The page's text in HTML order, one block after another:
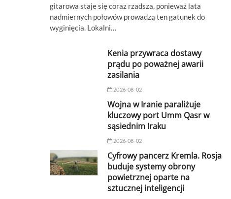
gitarowa staje się coraz rzadsza, ponieważ lata
nadmiernych połowów prowadzą ten gatunek do
wyginięcia. Lokalni…
Kenia przywraca dostawy
prądu po poważnej awarii
zasilania
2026-08-02
Wojna w Iranie paraliżuje
kluczowy port Umm Qasr w
sąsiednim Iraku
2026-08-02
Cyfrowy pancerz Kremla. Rosja
buduje systemy obrony
powietrznej oparte na
sztucznej inteligencji